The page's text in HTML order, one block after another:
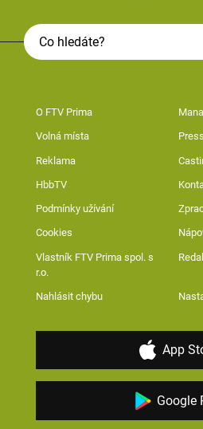
O FTV Prima
Volná místa Press
Reklama
HbbTV
Podmínky užívání
Cookies
Vlastník FTV Prima spol. s
r.o.
Nahlásit chybu
App
Google